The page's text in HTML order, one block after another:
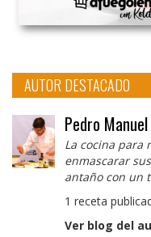
AUTOR DESTACADO
Pedro
La cocina para
enmascarar
antaño con un
1 receta
Ver blog del